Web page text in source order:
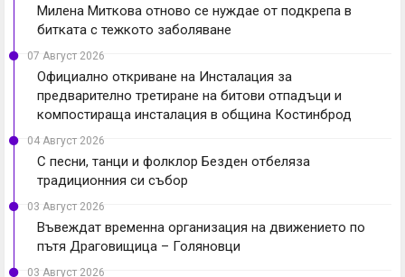
Милена Миткова отново се нуждае от подкрепа в
битката с тежкото заболяване
07 Август 2026
Официално откриване на Инсталация за
предварително третиране на битови отпадъци и
компостираща инсталация в община Костинброд
04 Август 2026
С песни, танци и фолклор Безден отбеляза
традиционния си събор
03 Август 2026
Въвеждат временна организация на движението по
пътя Драговищица – Голяновци
03 Август 2026